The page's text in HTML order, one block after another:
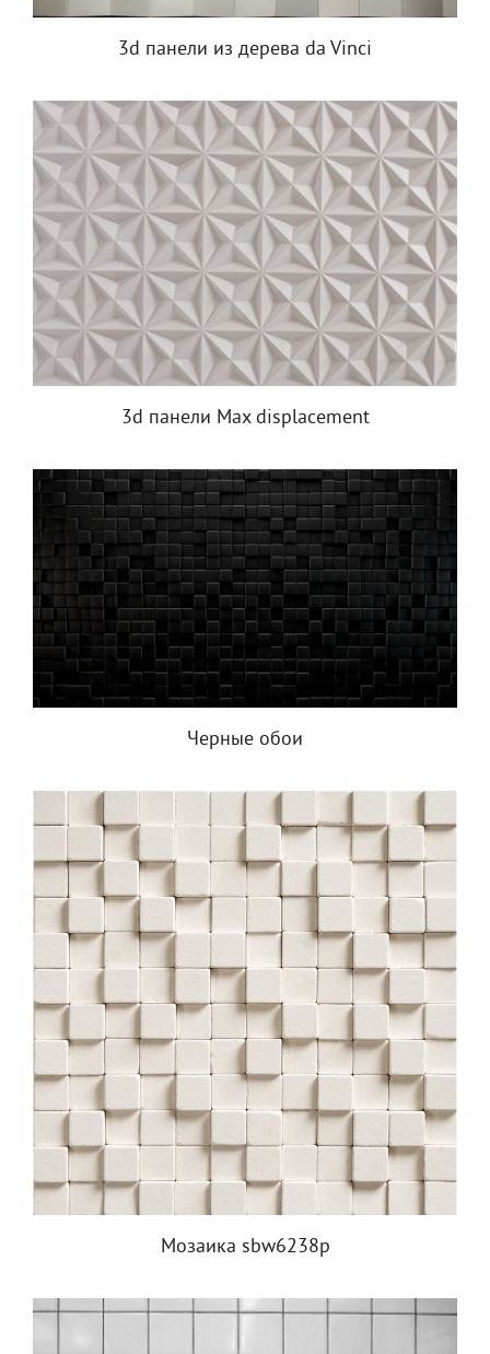
3d панели из дерева da Vinci
3d панели Max displacement
Черные обои
Мозаика sbw6238p